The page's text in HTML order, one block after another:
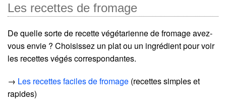
Les recettes de fromage
De quelle sorte de recette végétarienne de fromage avez-
vous envie ? Choisissez un plat ou un ingrédient pour voir
les recettes végés correspondantes.
→ Les recettes faciles de fromage (recettes simples et
rapides)